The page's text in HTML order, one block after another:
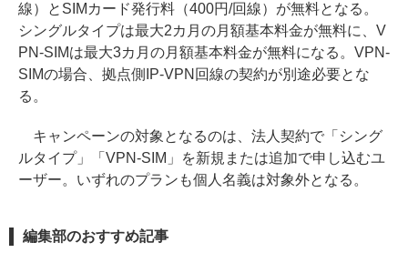
線）とSIMカード発行料（400円/回線）が無料となる。
シングルタイプは最大2カ月の月額基本料金が無料に、V
PN-SIMは最大3カ月の月額基本料金が無料になる。VPN-
SIMの場合、拠点側IP-VPN回線の契約が別途必要とな
る。
キャンペーンの対象となるのは、法人契約で「シング
ルタイプ」「VPN-SIM」を新規または追加で申し込むユ
ーザー。いずれのプランも個人名義は対象外となる。
編集部のおすすめ記事